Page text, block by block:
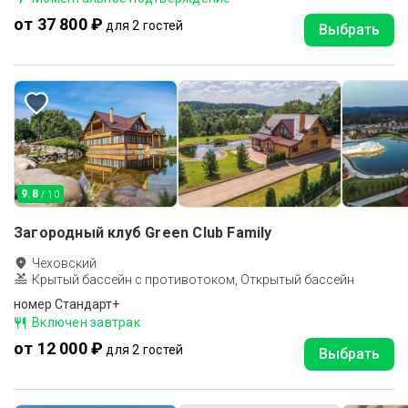
от 37 800 ₽ для 2 гостей Выбрать
9.8 / 10
Загородный клуб Green Club Family
Чеховский
Крытый бассейн с противотоком, Открытый бассейн
номер Стандарт+
Включен завтрак
от 12 000 ₽ для 2 гостей Выбрать